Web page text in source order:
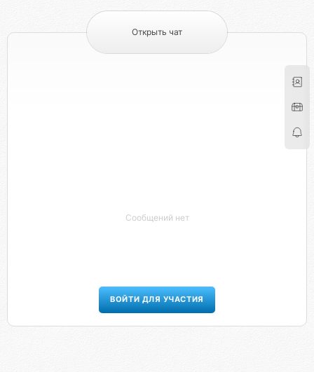
Открыть чат
Сообщений нет
ВОЙТИ ДЛЯ УЧАСТИЯ